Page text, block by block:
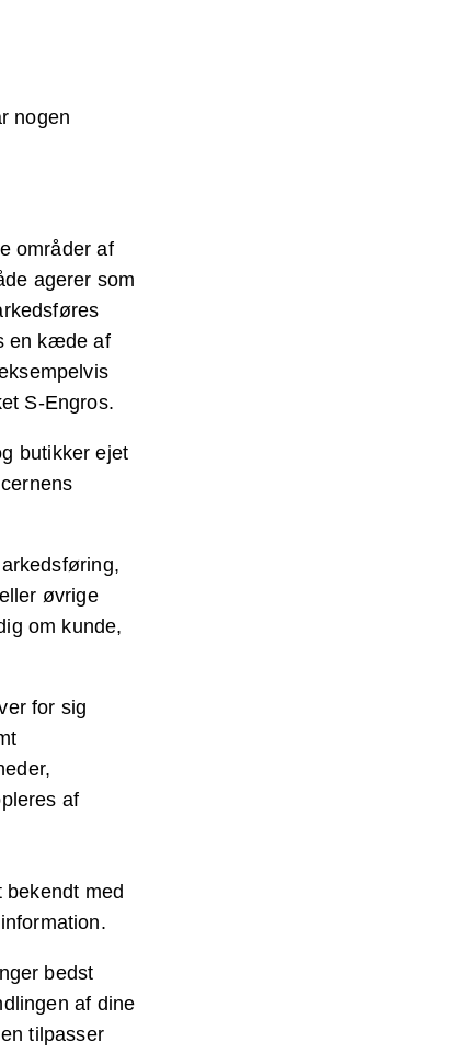
nogen
områder af
agerer som
en kæde af
S-Engros.
butikker ejet
øvrige
om kunde,
for sig
af
med
bedst
af dine
tilpasser